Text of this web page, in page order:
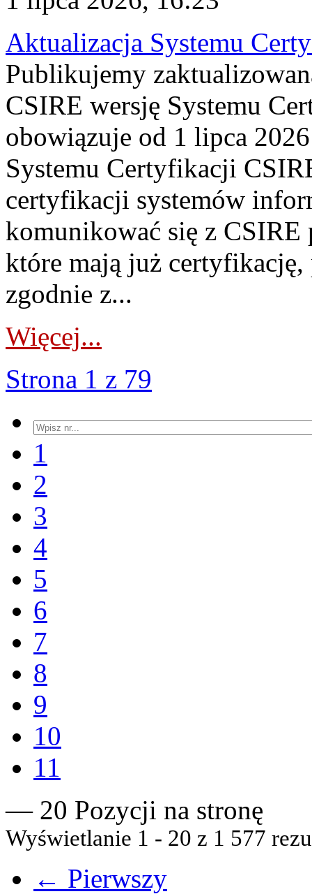
Aktualizacja Systemu
Publikujemy
CSIRE wersję Systemu
obowiązuje od 1 lipca
Systemu Certyfikacji
certyfikacji systemów
komunikować się z
które mają już
zgodnie z...
Więcej...
Strona 1 z 79
1
2
3
4
5
6
7
8
9
10
11
— 20 Pozycji na stronę
Wyświetlanie 1 - 20 z 1 577
← Pierwszy